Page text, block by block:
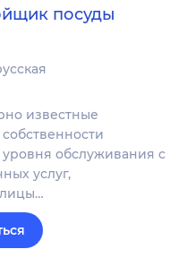
посуды
известные
обслуживания с
услуг,